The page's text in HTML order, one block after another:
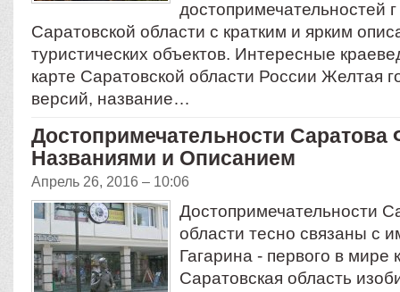
достопримечательностей
Саратовской области с кратким и ярким
туристических объектов. Интересные
карте Саратовской области России Желтая
версий, название…
Достопримечательности Саратова
Названиями и Описанием
Апрель 26, 2016 – 10:06
Достопримечательности
области тесно связаны с
Гагарина - первого в мире
Саратовская область